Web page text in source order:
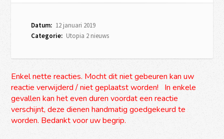
Datum: 12 januari 2019
Categorie: Utopia 2 nieuws
Enkel nette reacties. Mocht dit niet gebeuren kan uw
reactie verwijderd / niet geplaatst worden! In enkele
gevallen kan het even duren voordat een reactie
verschijnt, deze dienen handmatig goedgekeurd te
worden. Bedankt voor uw begrip.